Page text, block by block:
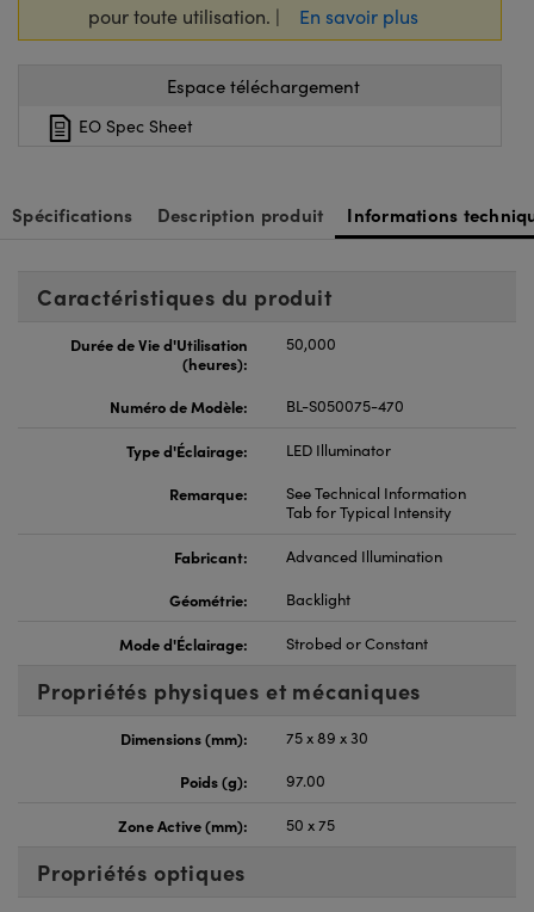
Optiques de SCHOTT
pour toute utilisation. |
En savoir plus
Espace téléchargement
EO Spec Sheet
Spécifications Description produit Informations
Caractéristiques du produit
Durée de Vie d'Utilisation
(heures):
50,000
Numéro de Modèle: BL-S050075-470
Type d'Éclairage:
LED Illuminator
Remarque:
See Technical Information
Tab for Typical Intensity
Fabricant:
Advanced Illumination
Géométrie:
Backlight
Mode d'Éclairage: Strobed or Constant
Propriétés physiques et mécaniques
Dimensions (mm):
75 x 89 x 30
Poids (g):
97.00
Zone Active (mm): 50 x 75
Propriétés optiques